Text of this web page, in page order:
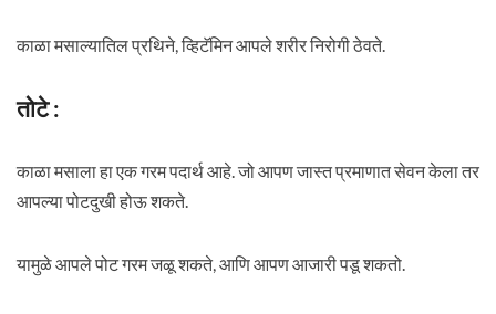
काळा मसाल्यातिल प्रथिने, व्हिटॅमिन आपले शरीर निरोगी ठेवते.
तोटे :
काळा मसाला हा एक गरम पदार्थ आहे. जो आपण जास्त प्रमाणात सेवन केला तर
आपल्या पोटदुखी होऊ शकते.
यामुळे आपले पोट गरम जळू शकते, आणि आपण आजारी पडू शकतो.